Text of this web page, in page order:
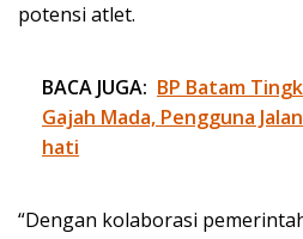
potensi atlet.
BACA JUGA: BP Batam
Gajah Mada, Pengguna
hati
“Dengan kolaborasi